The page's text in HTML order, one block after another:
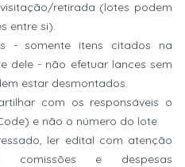
retirada (lotes podem
entre si).
- somente itens citados na
dele - não efetuar lances sem
estar desmontados.
com os responsáveis o
e não o número do lote.
ler edital com atenção
comissões e despesas